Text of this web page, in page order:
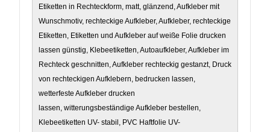
Etiketten in Rechteckform, matt, glänzend, Aufkleber mit
Wunschmotiv, rechteckige Aufkleber, Aufkleber, rechteckige
Etiketten, Etiketten und Aufkleber auf weiße Folie drucken
lassen günstig, Klebeetiketten, Autoaufkleber, Aufkleber im
Rechteck geschnitten, Aufkleber rechteckig gestanzt, Druck
von rechteckigen Aufklebern, bedrucken lassen,
wetterfeste Aufkleber drucken
lassen, witterungsbeständige Aufkleber bestellen,
Klebeetiketten UV- stabil, PVC Haftfolie UV-